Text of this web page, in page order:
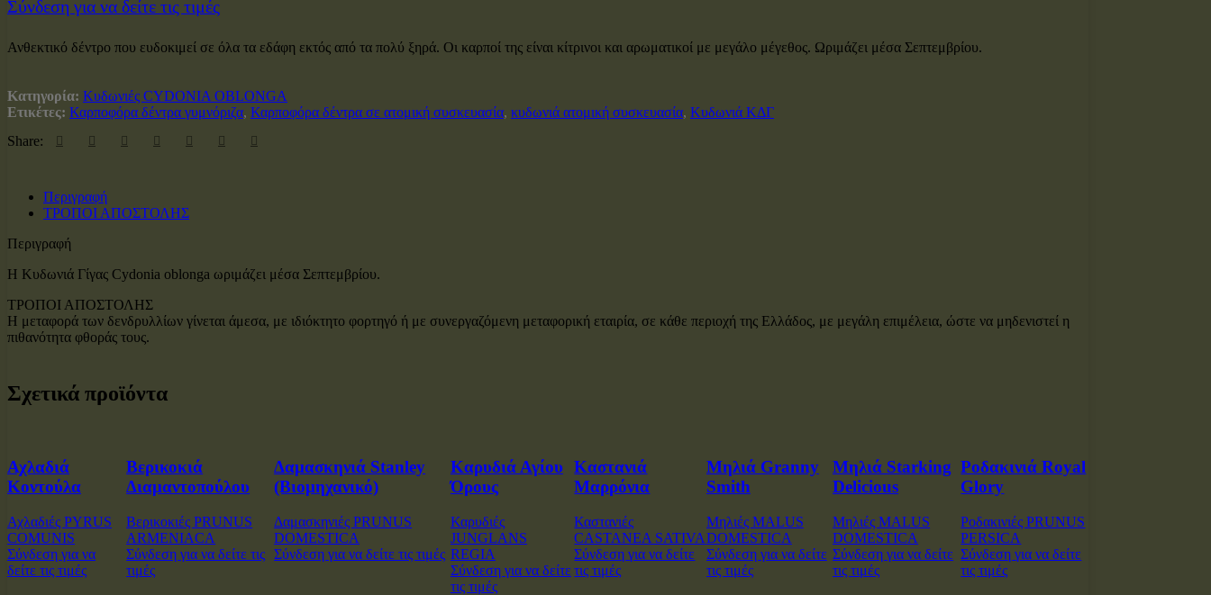
Σύνδεση για να δείτε τις τιμές
Ανθεκτικό δέντρο που ευδοκιμεί σε όλα τα εδάφη εκτός από τα πολύ ξηρά. Οι καρποί της είναι κίτρινοι και αρωματικοί με μεγάλο μέγεθος. Ωριμάζει μέσα Σεπτεμβρίου.
Κατηγορία: Κυδωνιές CYDONIA OBLONGA
Ετικέτες: Καρποφόρα δέντρα γυμνόριζα, Καρποφόρα δέντρα σε ατομική συσκευασία, κυδωνιά ατομική συσκευασία, Κυδωνιά ΚΔΓ
Share:
Περιγραφή
ΤΡΟΠΟΙ ΑΠΟΣΤΟΛΗΣ
Περιγραφή
Η Κυδωνιά Γίγας Cydonia oblonga ωριμάζει μέσα Σεπτεμβρίου.
ΤΡΟΠΟΙ ΑΠΟΣΤΟΛΗΣ
Η μεταφορά των δενδρυλλίων γίνεται άμεσα, με ιδιόκτητο φορτηγό ή με συνεργαζόμενη μεταφορική εταιρία, σε κάθε περιοχή της Ελλάδος, με μεγάλη επιμέλεια, ώστε να μηδενιστεί η
πιθανότητα φθοράς τους.
Σχετικά προϊόντα
Αχλαδιά
Κοντούλα
Αχλαδιές PYRUS
COMUNIS
Σύνδεση για να
δείτε τις τιμές
Βερικοκιά
Διαμαντοπούλου
Βερικοκιές PRUNUS
ARMENIACA
Σύνδεση για να δείτε τις
τιμές
Δαμασκηνιά Stanley
(Βιομηχανικό)
Δαμασκηνιές PRUNUS
DOMESTICA
Σύνδεση για να δείτε τις τιμές
Καρυδιά Αγίου
Όρους
Καρυδιές
JUNGLANS
REGIA
Σύνδεση για να δείτε
τις τιμές
Καστανιά
Μαρρόνια
Καστανιές
CASTANEA SATIVA
Σύνδεση για να δείτε
τις τιμές
Μηλιά Granny
Smith
Μηλιές MALUS
DOMESTICA
Σύνδεση για να δείτε
τις τιμές
Μηλιά Starking
Delicious
Μηλιές MALUS
DOMESTICA
Σύνδεση για να δείτε
τις τιμές
Ροδακινιά Royal
Glory
Ροδακινιές PRUNUS
PERSICA
Σύνδεση για να δείτε
τις τιμές